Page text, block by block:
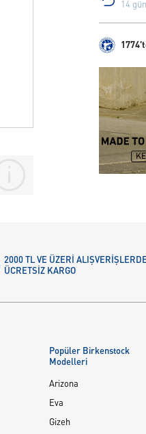
14
2000 TL VE ÜZERİ
ÜCRETSIZ KARGO
Popüler Birkenstock
Modelleri
Arizona
Eva
Gizeh